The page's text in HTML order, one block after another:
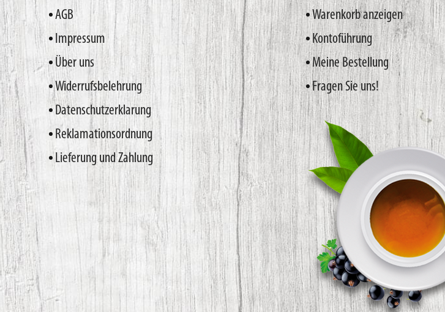
AGB
Impressum
Über uns
Widerrufsbelehrung
Datenschutzerklarung
Reklamationsordnung
Lieferung und Zahlung
Warenkorb anzeigen
Kontoführung
Meine Bestellung
Fragen Sie uns!